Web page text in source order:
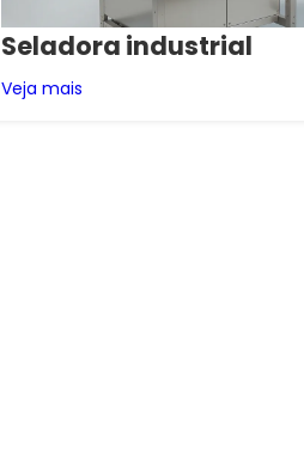
Seladora industrial
Veja mais